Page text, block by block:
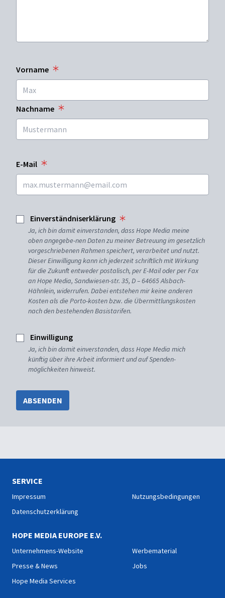
Vorname
Nachname
E-Mail
Einverständniserklärung
Ja, ich bin damit einverstanden, dass Hope Media meine
oben angegebe-nen Daten zu meiner Betreuung im gesetzlich
vorgeschriebenen Rahmen speichert, verarbeitet und nutzt.
Dieser Einwilligung kann ich jederzeit schriftlich mit Wirkung
für die Zukunft entweder postalisch, per E-Mail oder per Fax
an Hope Media, Sandwiesen-str. 35, D – 64665 Alsbach-
Hähnlein, widerrufen. Dabei entstehen mir keine anderen
Kosten als die Porto-kosten bzw. die Übermittlungskosten
nach den bestehenden Basistarifen.
Einwilligung
Ja, ich bin damit einverstanden, dass Hope Media mich
künftig über ihre Arbeit informiert und auf Spenden-
möglichkeiten hinweist.
ABSENDEN
SERVICE
Impressum
Datenschutzerklärung
Nutzungsbedingungen
HOPE MEDIA EUROPE E.V.
Unternehmens-Website
Presse & News
Hope Media Services
Werbematerial
Jobs